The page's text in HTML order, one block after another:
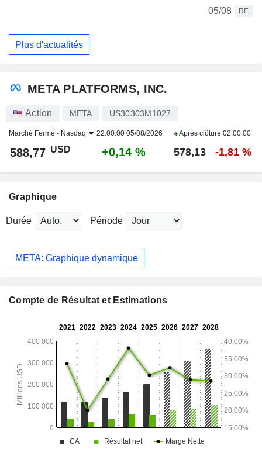
05/08
RE
Plus d'actualités
META PLATFORMS, INC.
Action META US30303M1027
Marché Fermé - Nasdaq 22:00:00 05/08/2026 Après clôture 02:00:00
588,77 USD +0,14 % 578,13 -1,81 %
Graphique
Durée Période
META: Graphique dynamique
Compte de Résultat et Estimations